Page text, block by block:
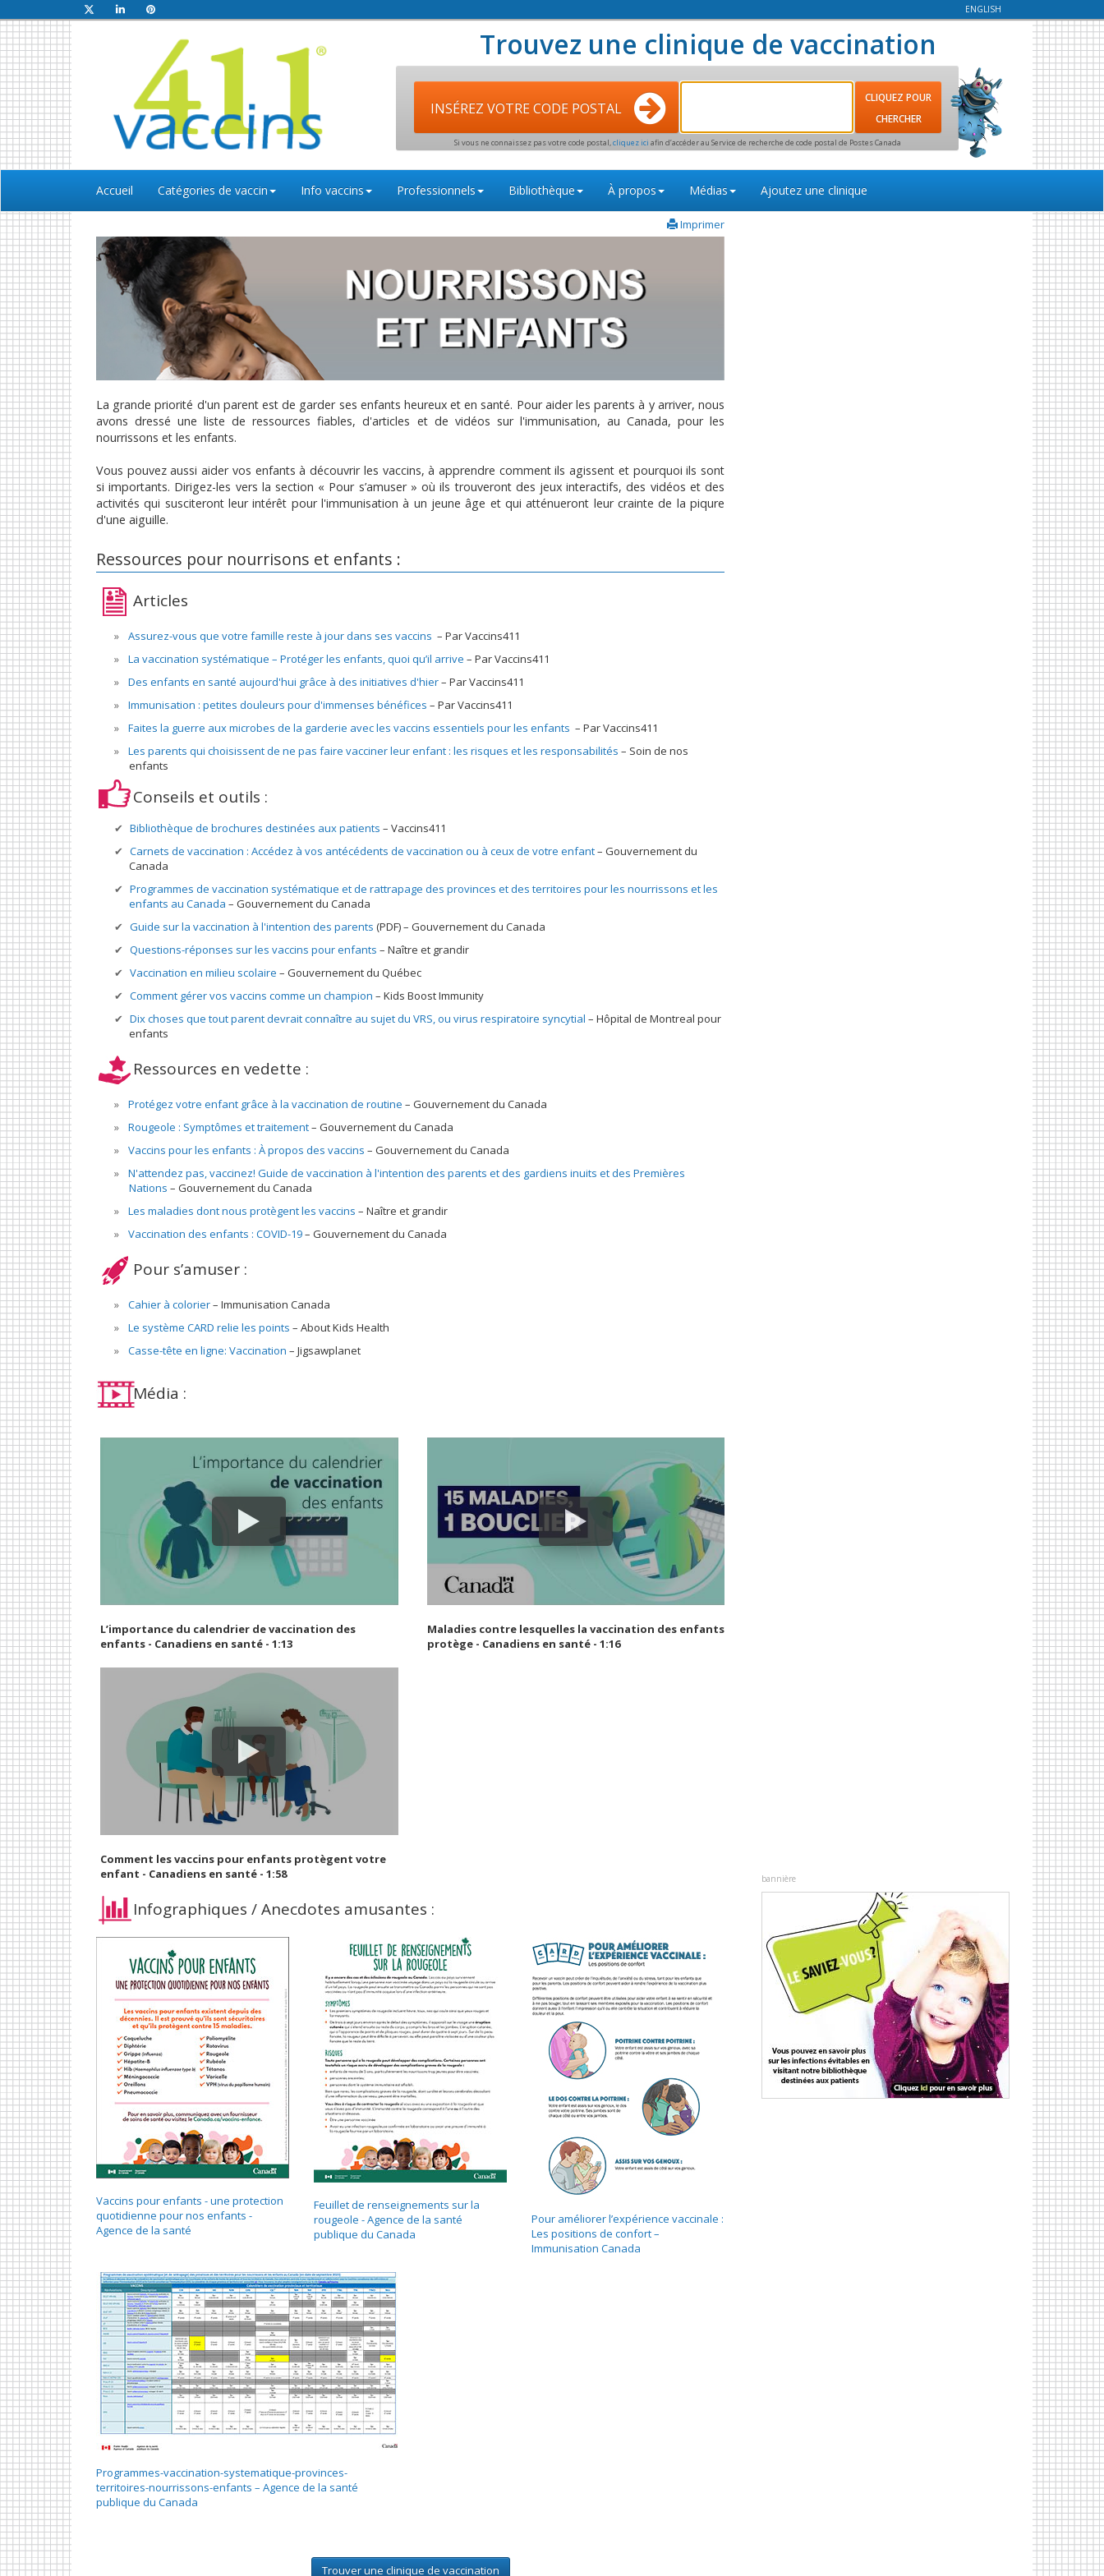
ENGLISH
Trouvez une clinique de vaccination
INSÉREZ VOTRE CODE POSTAL
Si vous ne connaissez pas votre code postal,cliquez iciafin d’accéder au Service de recherche de code postal de Postes Canada
Accueil Catégories de vaccin Info vaccins Professionnels Bibliothèque À propos Médias Ajoutez une clinique
Imprimer
La grande priorité d'un parent est de garder ses enfants heureux et en santé. Pour aider les parents à y arriver, nous
avons dressé une liste de ressources fiables, d'articles et de vidéos sur l'immunisation, au Canada, pour les
nourrissons et les enfants.
Vous pouvez aussi aider vos enfants à découvrir les vaccins, à apprendre comment ils agissent et pourquoi ils sont
si importants. Dirigez-les vers la section « Pour s’amuser » où ils trouveront des jeux interactifs, des vidéos et des
activités qui susciteront leur intérêt pour l'immunisation à un jeune âge et qui atténueront leur crainte de la piqure
d'une aiguille.
Ressources pour nourrisons et enfants :
Articles
Assurez-vous que votre famille reste à jour dans ses vaccins
Par Vaccins411
La vaccination systématique – Protéger les enfants, quoi qu’il arrive
Par Vaccins411
Des enfants en santé aujourd'hui grâce à des initiatives d'hier
Par Vaccins411
Immunisation : petites douleurs pour d'immenses bénéfices
Par Vaccins411
Faites la guerre aux microbes de la garderie avec les vaccins essentiels pour les enfants
Par Vaccins411
Les parents qui choisissent de ne pas faire vacciner leur enfant : les risques et les responsabilités
Soin de nos
enfants
Conseils et outils :
Bibliothèque de brochures destinées aux patients
Vaccins411
Carnets de vaccination : Accédez à vos antécédents de vaccination ou à ceux de votre enfant
Gouvernement du
Canada
Programmes de vaccination systématique et de rattrapage des provinces et des territoires pour les nourrissons et les
enfants au Canada
Gouvernement du Canada
Guide sur la vaccination à l'intention des parents (PDF) Gouvernement du Canada
Questions-réponses sur les vaccins pour enfants
Naître et grandir
Vaccination en milieu scolaire
Gouvernement du Québec
Comment gérer vos vaccins comme un champion
Kids Boost Immunity
Dix choses que tout parent devrait connaître au sujet du VRS, ou virus respiratoire syncytial
Hôpital de Montreal pour
enfants
Ressources en vedette :
Protégez votre enfant grâce à la vaccination de routine
Gouvernement du Canada
Rougeole : Symptômes et traitement
Gouvernement du Canada
Vaccins pour les enfants : À propos des vaccins Gouvernement du Canada
N'attendez pas, vaccinez! Guide de vaccination à l'intention des parents et des gardiens inuits et des Premières
Nations
Gouvernement du Canada
Les maladies dont nous protègent les vaccins
Naître et grandir
Vaccination des enfants : COVID-19
Gouvernement du Canada
Pour s’amuser :
Cahier à colorier
Immunisation Canada
Le système CARD relie les points
About Kids Health
Casse-tête en ligne: Vaccination
Jigsawplanet
Média :
L’importance du calendrier de vaccination des
enfants - Canadiens en santé - 1:13
Maladies contre lesquelles la vaccination des enfants
protège - Canadiens en santé - 1:16
Comment les vaccins pour enfants protègent votre
enfant - Canadiens en santé - 1:58
Infographiques / Anecdotes amusantes :
Vaccins pour enfants - une protection
quotidienne pour nos enfants -
Agence de la santé
Feuillet de renseignements sur la
rougeole - Agence de la santé
publique du Canada
Pour améliorer l’expérience vaccinale :
Les positions de confort –
Immunisation Canada
Programmes-vaccination-systematique-provinces-
territoires-nourrissons-enfants – Agence de la santé
publique du Canada
Trouver une clinique de vaccination
bannière